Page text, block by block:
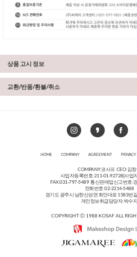
상품 고시 정보
교환/반품/환불/취소
HOME COMPANY AGREEMENT
COMPANY:코사프 CEO:김
사업자등록번호:211-01-92728[사업
FAX:031-797-5489 통신판매업신고번호:
전화번호:02-2214-5488
경기도 광주시 남한산성면 회안대로 1583번
개인정보취급담당자:박수지
COPYRIGHT ⓒ 1988 KOSAF ALL